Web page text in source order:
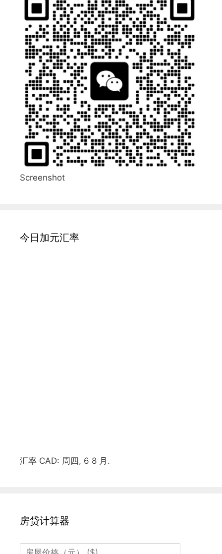
Screenshot
今日加元汇率
汇率 CAD: 周四, 6 8 月.
房贷计算器